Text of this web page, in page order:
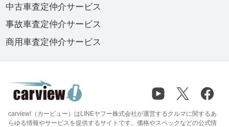
中古車査定仲介サービス
事故車査定仲介サービス
商用車査定仲介サービス
carview!（カービュー）はLINEヤフー株式会社が運営するクルマに関するあ
らゆる情報やサービスを提供するサイトです。価格やスペックなどの公式情